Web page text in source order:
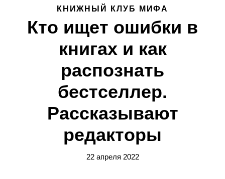
КНИЖНЫЙ КЛУБ МИФА
Кто ищет ошибки в
книгах и как
распознать
бестселлер.
Рассказывают
редакторы
22 апреля 2022